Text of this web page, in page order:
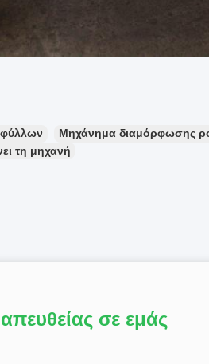
Μηχάνημα διαμόρφωσης
τη μηχανή
σε εμάς